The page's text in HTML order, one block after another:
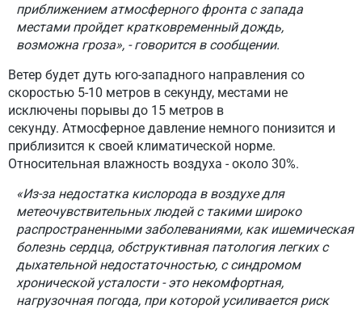
приближением атмосферного фронта с запада
местами пройдет кратковременный дождь,
возможна гроза», - говорится в сообщении.
Ветер будет дуть юго-западного направления со
скоростью 5-10 метров в секунду, местами не
исключены порывы до 15 метров в
секунду. Атмосферное давление немного понизится и
приблизится к своей климатической норме.
Относительная влажность воздуха - около 30%.
«Из-за недостатка кислорода в воздухе для
метеочувствительных людей с такими широко
распространенными заболеваниями, как ишемическая
болезнь сердца, обструктивная патология легких с
дыхательной недостаточностью, с синдромом
хронической усталости - это некомфортная,
нагрузочная погода, при которой усиливается риск